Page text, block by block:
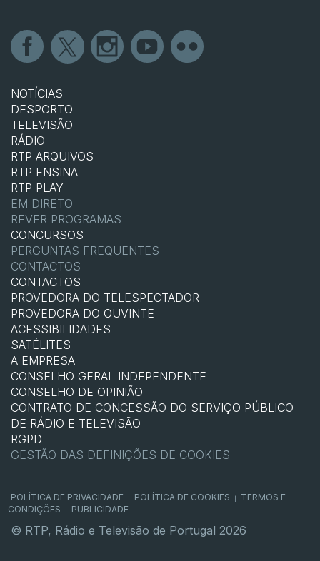
NOTÍCIAS
DESPORTO
TELEVISÃO
RÁDIO
RTP ARQUIVOS
RTP ENSINA
RTP PLAY
EM DIRETO
REVER PROGRAMAS
CONCURSOS
PERGUNTAS FREQUENTES
CONTACTOS
CONTACTOS
PROVEDORA DO TELESPECTADOR
PROVEDORA DO OUVINTE
ACESSIBILIDADES
SATÉLITES
A EMPRESA
CONSELHO GERAL INDEPENDENTE
CONSELHO DE OPINIÃO
CONTRATO DE CONCESSÃO DO SERVIÇO PÚBLICO
DE RÁDIO E TELEVISÃO
RGPD
GESTÃO DAS DEFINIÇÕES DE COOKIES
POLÍTICA DE PRIVACIDADE POLÍTICA DE COOKIES
TERMOS E
CONDIÇÕES
PUBLICIDADE
© RTP, Rádio e Televisão de Portugal 2026